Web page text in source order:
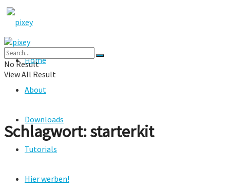
Home
About
Downloads
Tutorials
Hier werben!
No Result
View All Result
Schlagwort:starterkit